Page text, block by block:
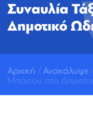
Συναυλία
Δημοτικό
Αρχική / Ανακάλυψε
Mπάσου στο